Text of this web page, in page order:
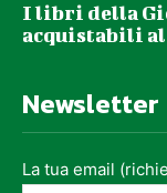
I libri della
acquistabili al
Newsletter
La tua email